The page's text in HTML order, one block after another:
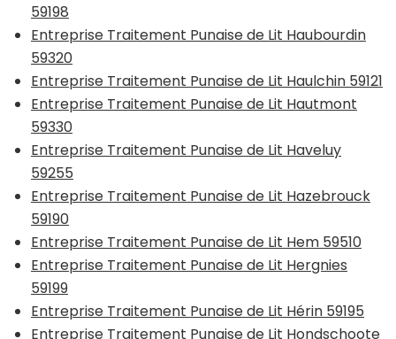
59198
Entreprise Traitement Punaise de Lit Haubourdin
59320
Entreprise Traitement Punaise de Lit Haulchin 59121
Entreprise Traitement Punaise de Lit Hautmont
59330
Entreprise Traitement Punaise de Lit Haveluy
59255
Entreprise Traitement Punaise de Lit Hazebrouck
59190
Entreprise Traitement Punaise de Lit Hem 59510
Entreprise Traitement Punaise de Lit Hergnies
59199
Entreprise Traitement Punaise de Lit Hérin 59195
Entreprise Traitement Punaise de Lit Hondschoote